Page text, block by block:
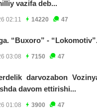
vazifa deb...
02:11 14220 47
“Buxoro” -
03:08 7150 47
darvozabon
davom ettirishi...
01:08 3900 47